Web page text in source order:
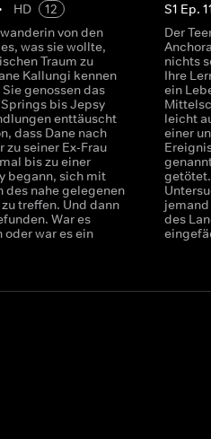
HD
12
von den
was sie wollte,
Traum zu
Kallungi kennen
genossen das
bis Jepsy
enttäuscht
dass Dane nach
seiner Ex-Frau
bis zu einer
begann, sich mit
des nahe gelegenen
treffen. Und dann
War es
oder war es ein
S1 Ep.
Der
nichts
Ihre
ein
leicht
einer
des